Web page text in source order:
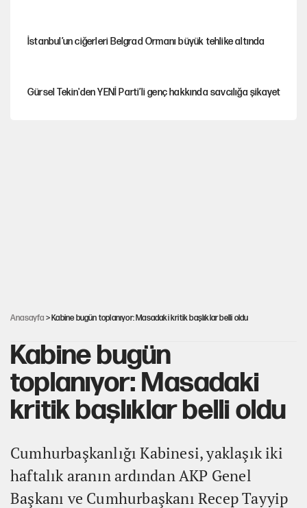
İstanbul’un ciğerleri Belgrad Ormanı büyük tehlike altında
Gürsel Tekin'den YENİ Parti’li genç hakkında savcılığa şikayet
Anasayfa > Kabine bugün toplanıyor: Masadaki kritik başlıklar belli oldu
Kabine bugün
toplanıyor: Masadaki
kritik başlıklar belli oldu
Cumhurbaşkanlığı Kabinesi, yaklaşık iki
haftalık aranın ardından AKP Genel
Başkanı ve Cumhurbaşkanı Recep Tayyip